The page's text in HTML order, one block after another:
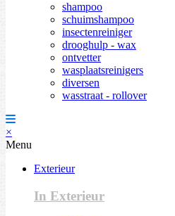
shampoo
schuimshampoo
insectenreiniger
drooghulp - wax
ontvetter
wasplaatsreinigers
diversen
wasstraat - rollover
×
Menu
Exterieur
In Exterieur